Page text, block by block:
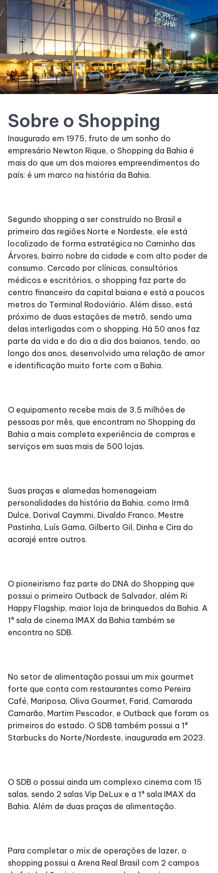
SDB Premium
Horários
Entretenimento
Eventos
Fique por Dentro
Lojas
Alimentação
Compre Online
Programa de benefícios
Sobre o Shopping
Inaugurado em 1975, fruto de um sonho do
empresário Newton Rique, o Shopping da Bahia é
mais do que um dos maiores empreendimentos do
país: é um marco na história da Bahia.
Segundo shopping a ser construído no Brasil e
primeiro das regiões Norte e Nordeste, ele está
localizado de forma estratégica no Caminho das
Árvores, bairro nobre da cidade e com alto poder de
consumo. Cercado por clínicas, consultórios
médicos e escritórios, o shopping faz parte do
centro financeiro da capital baiana e está a poucos
metros do Terminal Rodoviário. Além disso, está
próximo de duas estações de metrô, sendo uma
delas interligadas com o shopping. Há 50 anos faz
parte da vida e do dia a dia dos baianos, tendo, ao
longo dos anos, desenvolvido uma relação de amor
e identificação muito forte com a Bahia.
O equipamento recebe mais de 3,5 milhões de
pessoas por mês, que encontram no Shopping da
Bahia a mais completa experiência de compras e
serviços em suas mais de 500 lojas.
Suas praças e alamedas homenageiam
personalidades da história da Bahia, como Irmã
Dulce, Dorival Caymmi, Divaldo Franco, Mestre
Pastinha, Luís Gama, Gilberto Gil, Dinha e Cira do
acarajé entre outros.
O pioneirismo faz parte do DNA do Shopping que
possui o primeiro Outback de Salvador, além Ri
Happy Flagship, maior loja de brinquedos da Bahia. A
1ª sala de cinema IMAX da Bahia também se
encontra no SDB.
No setor de alimentação possui um mix gourmet
forte que conta com restaurantes como Pereira
Café, Mariposa, Oliva Gourmet, Farid, Camarada
Camarão, Martim Pescador, e Outback que foram os
primeiros do estado. O SDB também possui a 1ª
Starbucks do Norte/Nordeste, inaugurada em 2023.
O SDB o possui ainda um complexo cinema com 15
salas, sendo 2 salas Vip DeLux e a 1ª sala IMAX da
Bahia. Além de duas praças de alimentação.
Para completar o mix de operações de lazer, o
shopping possui a Arena Real Brasil com 2 campos